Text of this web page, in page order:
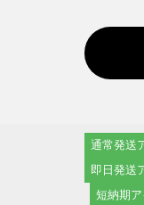
通常発送
即日発送
短納期